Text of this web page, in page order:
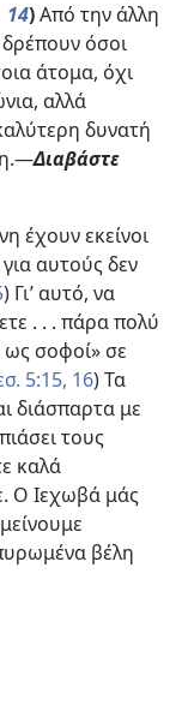
14)Από την άλλη
όσοι
άτομα, όχι
αλλά
δυνατή
Διαβάστε
έχουν εκείνοι
αυτούς δεν
) Γι’ αυτό, να
. . . πάρα πολύ
σοφοί» σε
5:15, 16) Τα
διάσπαρτα με
τους
καλά
Ο Ιεχωβά μάς
βέλη